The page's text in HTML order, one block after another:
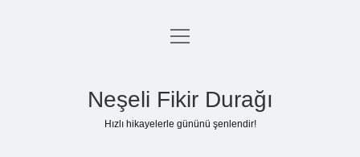
Anasayfa
menüyü
Neşeli Fikir Durağı
Hızlı hikayelerle gününü şenlendir!